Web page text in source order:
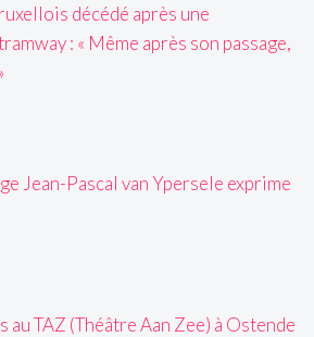
décédé après une
: « Même après son passage,
Jean-Pascal van Ypersele exprime
TAZ (Théâtre Aan Zee) à Ostende